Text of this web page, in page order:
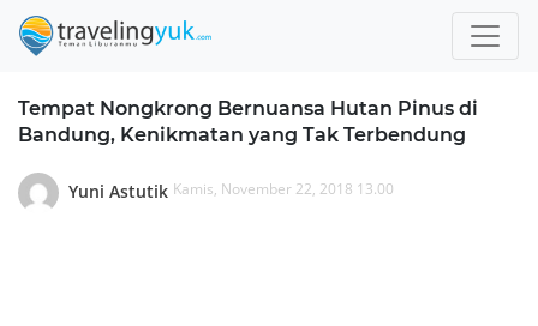
Tempat Nongkrong Bernuansa Hutan Pinus di
Bandung, Kenikmatan yang Tak Terbendung
Yuni Astutik Kamis, November 22, 2018 13.00